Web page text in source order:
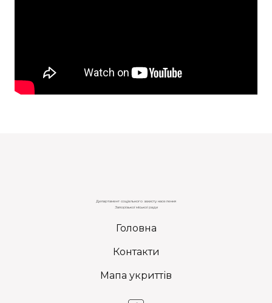
Департамент соціального захисту населення
Запорізької міської ради
Головна
Контакти
Мапа укриттів